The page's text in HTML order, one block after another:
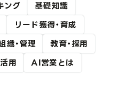
ング 基礎知識
リード獲得・育成
織・管理 教育・採用
用 AI営業とは